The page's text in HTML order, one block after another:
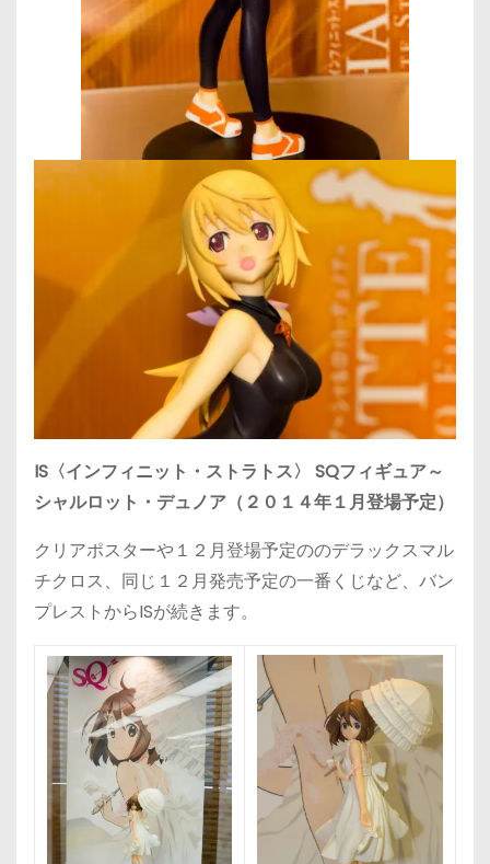
IS〈インフィニット・ストラトス〉 SQフィギュア～
シャルロット・デュノア（２０１４年１月登場予定）
クリアポスターや１２月登場予定ののデラックスマル
チクロス、同じ１２月発売予定の一番くじなど、バン
プレストからISが続きます。